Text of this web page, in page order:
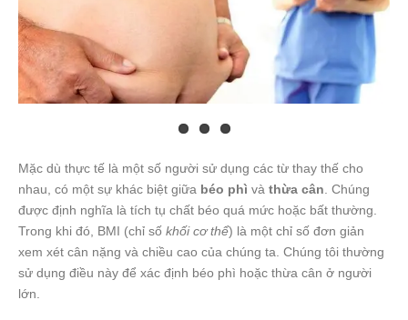
Mặc dù thực tế là một số người sử dụng các từ thay thế cho
nhau, có một sự khác biệt giữa béo phì và thừa cân . Chúng
được định nghĩa là tích tụ chất béo quá mức hoặc bất thường.
Trong khi đó, BMI (chỉ số khối cơ thể) là một chỉ số đơn giản
xem xét cân nặng và chiều cao của chúng ta. Chúng tôi thường
sử dụng điều này để xác định béo phì hoặc thừa cân ở người
lớn.